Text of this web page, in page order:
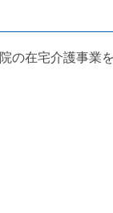
の在宅介護事業